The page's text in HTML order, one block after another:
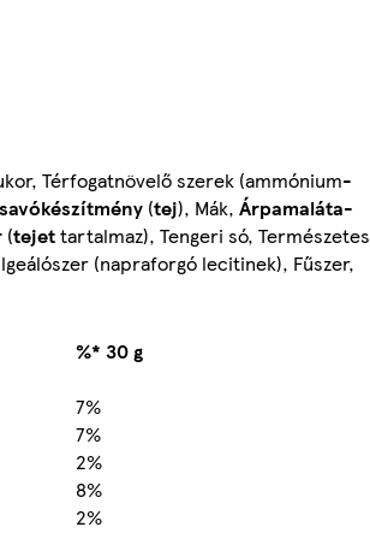
Térfogatnövelő szerek (ammónium-
(tej), Mák, Árpamaláta-
(tejettartalmaz), Tengeri só, Természetes
(napraforgó lecitinek), Fűszer,
%* 30 g
7%
7%
2%
8%
2%